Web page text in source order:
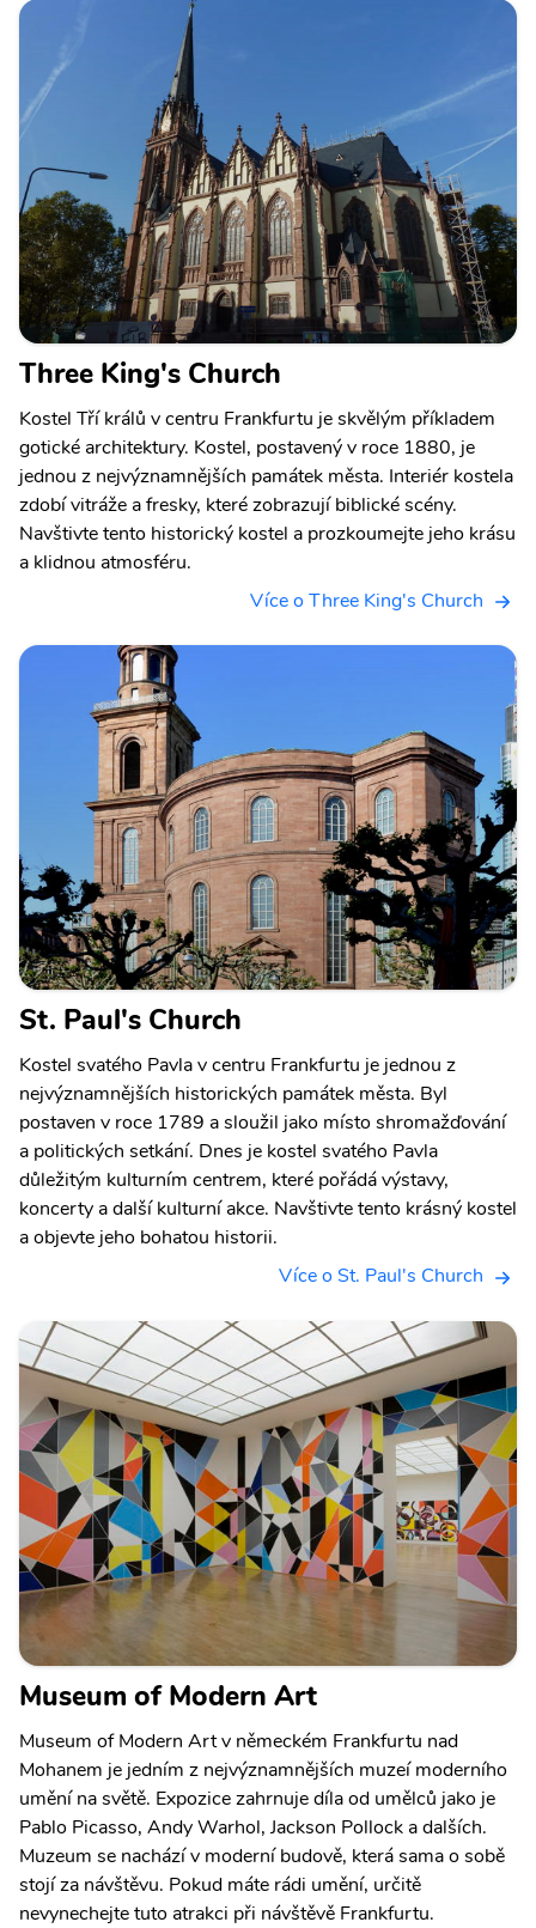
Three King's Church
Kostel Tří králů v centru Frankfurtu je skvělým příkladem
gotické architektury. Kostel, postavený v roce 1880, je
jednou z nejvýznamnějších památek města. Interiér kostela
zdobí vitráže a fresky, které zobrazují biblické scény.
Navštivte tento historický kostel a prozkoumejte jeho krásu
a klidnou atmosféru.
Více o Three King's Church
St. Paul's Church
Kostel svatého Pavla v centru Frankfurtu je jednou z
nejvýznamnějších historických památek města. Byl
postaven v roce 1789 a sloužil jako místo shromažďování
a politických setkání. Dnes je kostel svatého Pavla
důležitým kulturním centrem, které pořádá výstavy,
koncerty a další kulturní akce. Navštivte tento krásný kostel
a objevte jeho bohatou historii.
Více o St. Paul's Church
Museum of Modern Art
Museum of Modern Art v německém Frankfurtu nad
Mohanem je jedním z nejvýznamnějších muzeí moderního
umění na světě. Expozice zahrnuje díla od umělců jako je
Pablo Picasso, Andy Warhol, Jackson Pollock a dalších.
Muzeum se nachází v moderní budově, která sama o sobě
stojí za návštěvu. Pokud máte rádi umění, určitě
nevynechejte tuto atrakci při návštěvě Frankfurtu.